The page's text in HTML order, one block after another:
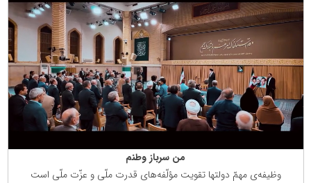
من سرباز وطنم
وظیفه‌ی مهمّ دولتها تقویت مؤلّفه‌های قدرت ملّی و عزّت ملّی است